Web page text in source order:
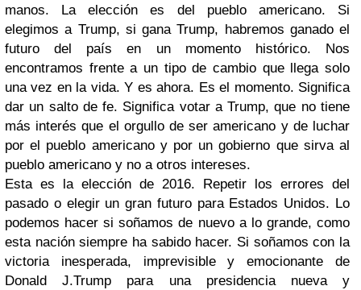
manos. La elección es del pueblo americano. Si
elegimos a Trump, si gana Trump, habremos ganado el
futuro del país en un momento histórico. Nos
encontramos frente a un tipo de cambio que llega solo
una vez en la vida. Y es ahora. Es el momento. Significa
dar un salto de fe. Significa votar a Trump, que no tiene
más interés que el orgullo de ser americano y de luchar
por el pueblo americano y por un gobierno que sirva al
pueblo americano y no a otros intereses.
Esta es la elección de 2016. Repetir los errores del
pasado o elegir un gran futuro para Estados Unidos. Lo
podemos hacer si soñamos de nuevo a lo grande, como
esta nación siempre ha sabido hacer. Si soñamos con la
victoria inesperada, imprevisible y emocionante de
Donald J.Trump para una presidencia nueva y